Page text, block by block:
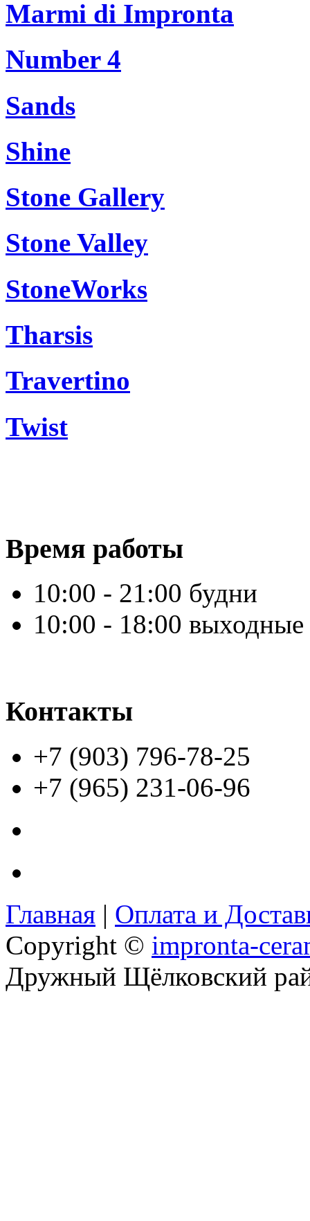
Marmi di Impronta
Number 4
Sands
Shine
Stone Gallery
Stone Valley
StoneWorks
Tharsis
Travertino
Twist
Время работы
10:00 - 21:00 будни
10:00 - 18:00 выходные
Контакты
+7 (903) 796-78-25
+7 (965) 231-06-96
Главная | Оплата и
Copyright © impronta-
Дружный Щёлковский